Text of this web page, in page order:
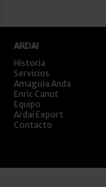
ARDAI
Historia
Servicios
Amagoia Anda
Enric Canut
Equipo
Ardai Export
Contacto